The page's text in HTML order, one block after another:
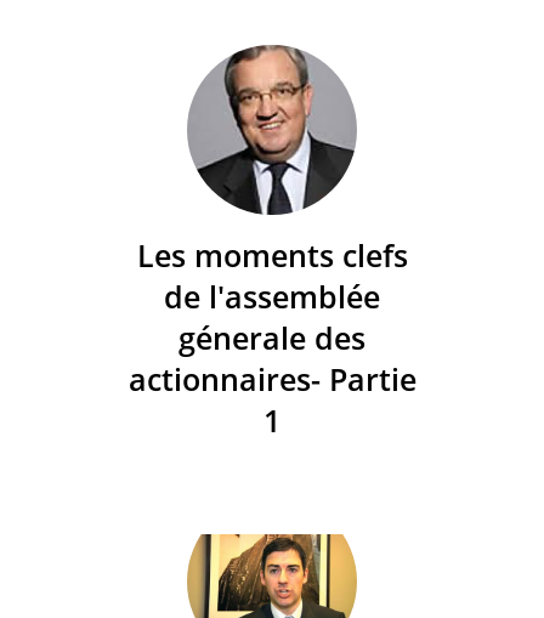
Les moments clefs
de l'assemblée
génerale des
actionnaires- Partie
1